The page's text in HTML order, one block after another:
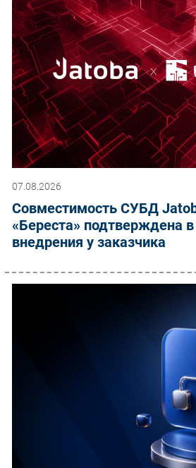
07.08.2026
Совместимость СУБД
«Береста» подтверждена
внедрения у заказчика